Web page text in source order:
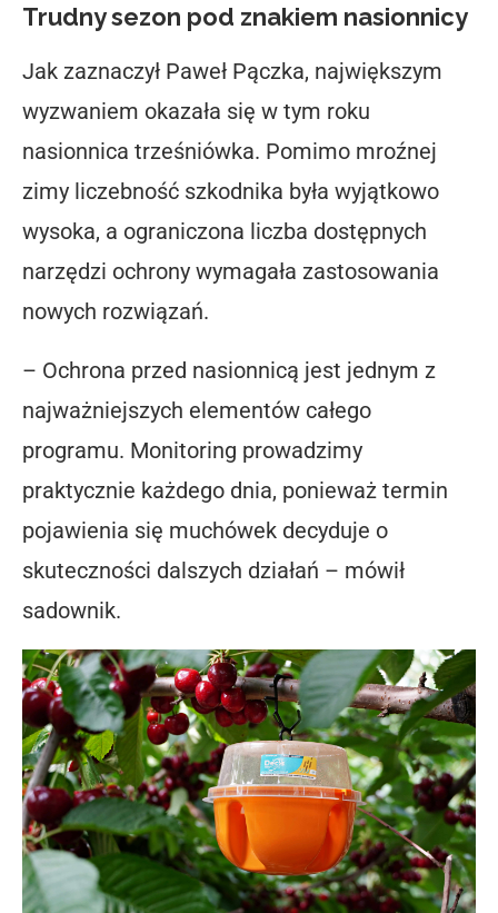
Trudny sezon pod znakiem nasionnicy
Jak zaznaczył Paweł Pączka, największym
wyzwaniem okazała się w tym roku
nasionnica trześniówka. Pomimo mroźnej
zimy liczebność szkodnika była wyjątkowo
wysoka, a ograniczona liczba dostępnych
narzędzi ochrony wymagała zastosowania
nowych rozwiązań.
– Ochrona przed nasionnicą jest jednym z
najważniejszych elementów całego
programu. Monitoring prowadzimy
praktycznie każdego dnia, ponieważ termin
pojawienia się muchówek decyduje o
skuteczności dalszych działań – mówił
sadownik.